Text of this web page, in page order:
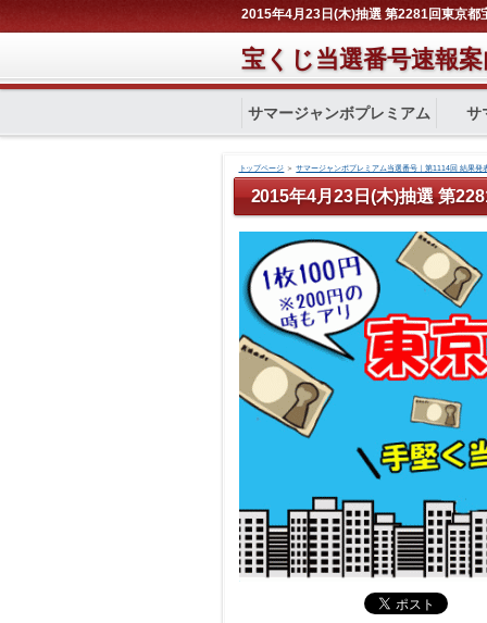
2015年4月23日(木)抽選 第2281回東京都
宝くじ当選番号速報
サマージャンボプレミアム サ
トップページ ＞サマージャンボプレミアム当選番号｜第1114回 結果発
2015年4月23日(木)抽選 第